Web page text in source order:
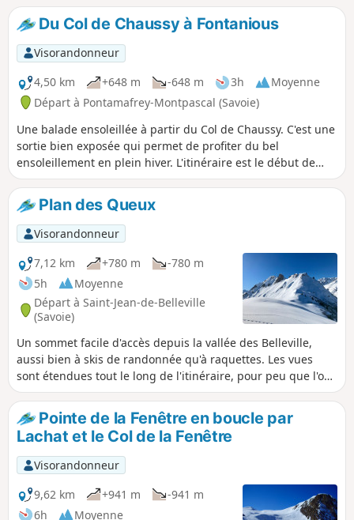
partie de l'itinéraire est à partager avec
les fondeurs, nombreux autour du Col
de Chaussy.
Du Col de Chaussy à Fontanious
Visorandonneur
4,50 km
+648 m -648 m 3h
Moyenne
Départ à Pontamafrey-Montpascal (Savoie)
Une balade ensoleillée à partir du Col de Chaussy. C'est une
sortie bien exposée qui permet de profiter du bel
ensoleillement en plein hiver. L'itinéraire est le début de
celui qui permet d'accéder au Grand Coin.
Plan des Queux
Visorandonneur
7,12 km
+780 m
-780 m
5h
Moyenne
Départ à Saint-Jean-de-Belleville
(Savoie)
Un sommet facile d'accès depuis la vallée des Belleville,
aussi bien à skis de randonnée qu'à raquettes. Les vues
sont étendues tout le long de l'itinéraire, pour peu que l'on
arrive à s'abstraire de la présence de la ligne HT qui passe
par ce sommet.
Pointe de la Fenêtre en boucle par
Lachat et le Col de la Fenêtre
Visorandonneur
9,62 km
+941 m
-941 m
6h
Moyenne